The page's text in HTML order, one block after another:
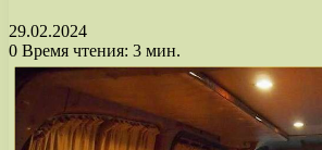
29.02.2024
0 Время чтения: 3 мин.